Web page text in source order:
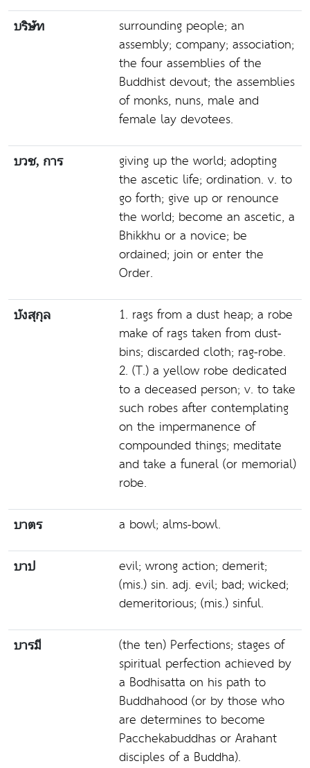
บริษัท
surrounding people; an
assembly; company; association;
the four assemblies of the
Buddhist devout; the assemblies
of monks, nuns, male and
female lay devotees.
บวช, การ
giving up the world; adopting
the ascetic life; ordination. v. to
go forth; give up or renounce
the world; become an ascetic, a
Bhikkhu or a novice; be
ordained; join or enter the
Order.
บังสุกุล
1. rags from a dust heap; a robe
make of rags taken from dust-
bins; discarded cloth; rag-robe.
2. (T.) a yellow robe dedicated
to a deceased person; v. to take
such robes after contemplating
on the impermanence of
compounded things; meditate
and take a funeral (or memorial)
robe.
บาตร a bowl; alms-bowl.
บาป
evil; wrong action; demerit;
(mis.) sin. adj. evil; bad; wicked;
demeritorious; (mis.) sinful.
บารมี
(the ten) Perfections; stages of
spiritual perfection achieved by
a Bodhisatta on his path to
Buddhahood (or by those who
are determines to become
Pacchekabuddhas or Arahant
disciples of a Buddha).